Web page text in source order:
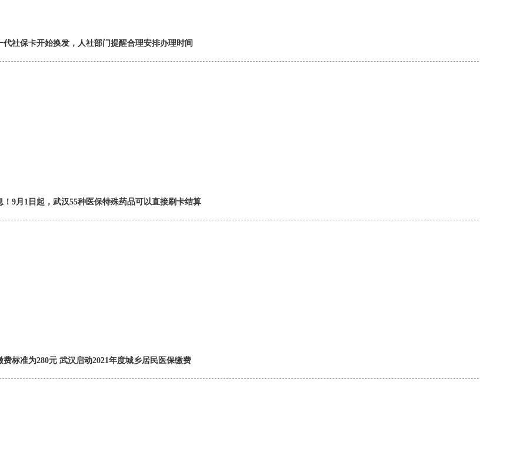
代社保卡开始换发，人社部门提醒合理安排办理时间
！9月1日起，武汉55种医保特殊药品可以直接刷卡结算
费标准为280元 武汉启动2021年度城乡居民医保缴费